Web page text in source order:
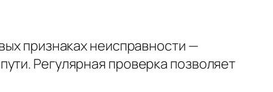
признаках неисправности —
Регулярная проверка позволяет